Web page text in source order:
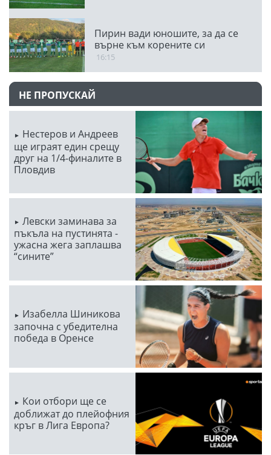
Пирин вади юношите, за да се
върне към корените си
16:15
НЕ ПРОПУСКАЙ
Нестеров и Андреев
ще играят един срещу
друг на 1/4-финалите в
Пловдив
Левски заминава за
пъкъла на пустинята -
ужасна жега заплашва
“сините”
Изабелла Шиникова
започна с убедителна
победа в Оренсе
Кои отбори ще се
доближат до плейофния
кръг в Лига Европа?